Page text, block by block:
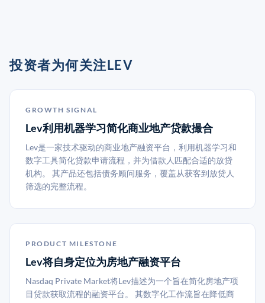
投资者为何关注LEV
GROWTH SIGNAL
Lev利用机器学习简化商业地产贷款撮合
Lev是一家技术驱动的商业地产融资平台，利用机器学习和
数字工具简化贷款申请流程，并为借款人匹配合适的放贷
机构。 其产品还包括债务顾问服务，覆盖从获客到放贷人
筛选的完整流程。
PRODUCT MILESTONE
Lev将自身定位为房地产融资平台
Nasdaq Private Market将Lev描述为一个旨在简化房地产项
目贷款获取流程的融资平台。 其数字化工作流旨在降低商